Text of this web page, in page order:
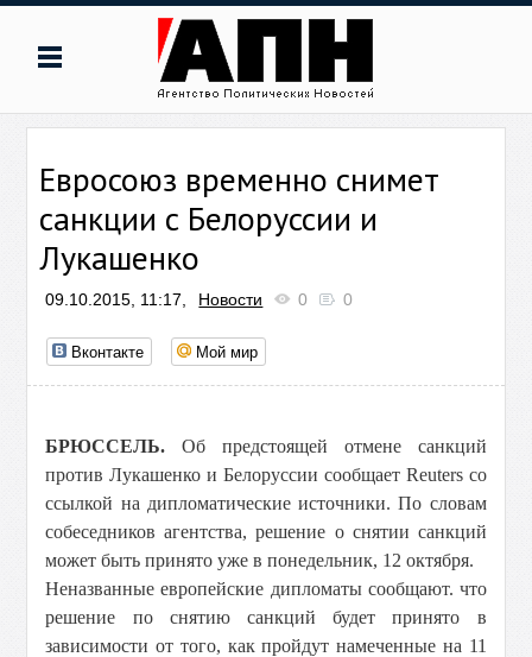
Евросоюз временно снимет
санкции с Белоруссии и
Лукашенко
09.10.2015, 11:17, Новости 0 0
Вконтакте Мой мир
БРЮССЕЛЬ. Об предстоящей отмене санкций
против Лукашенко и Белоруссии сообщает Reuters со
ссылкой на дипломатические источники. По словам
собеседников агентства, решение о снятии санкций
может быть принято уже в понедельник, 12 октября.
Неназванные европейские дипломаты сообщают. что
решение по снятию санкций будет принято в
зависимости от того, как пройдут намеченные на 11